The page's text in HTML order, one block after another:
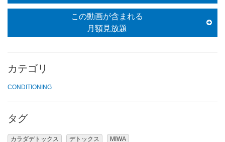
この動画が含まれる
月額見放題
カテゴリ
CONDITIONING
タグ
カラダデトックス デトックス MIWA